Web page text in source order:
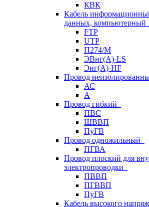
КВК
Кабель
данных, компьютерный
FTP
UTP
П274/М
ЭВнг(А)-LS
Энг(А)-HF
Провод
АС
А
Провод гибкий
ПВС
ШВВП
ПуГВ
Провод одножильный
ПГВА
Провод плоский для
электропроводки
ПВВП
ПГВВП
ПуГВ
Кабель высокого